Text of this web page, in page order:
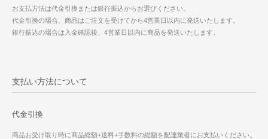
お支払方法は代金引換または銀行振込からお選びください。
代金引換の場合、商品はご注文を受けてから4営業日以内に発送いたします。
銀行振込の場合は入金確認後、4営業日以内に商品を発送いたします。
支払い方法について
代金引換
商品お受け取り時に商品総額+送料+手数料の総額を配達業者にお支払いください。